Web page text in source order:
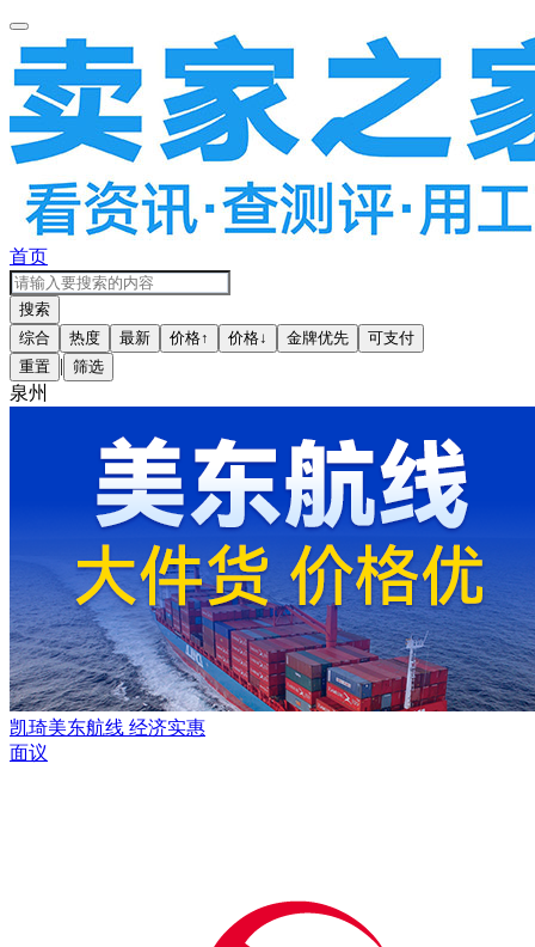
首页
搜索
综合
热度 最新 价格↑ 价格↓ 金牌优先
可支付
重置 | 筛选
泉州
凯琦美东航线 经济实惠
面议